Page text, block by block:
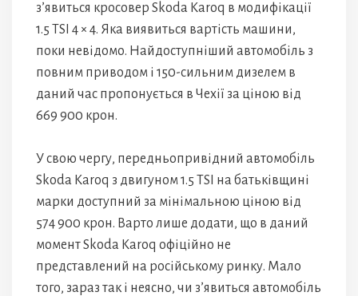
з’явиться кросовер Skoda Karoq в модифікації
1.5 TSI 4 × 4. Яка виявиться вартість машини,
поки невідомо. Найдоступніший автомобіль з
повним приводом і 150-сильним дизелем в
даний час пропонується в Чехії за ціною від
669 900 крон.
У свою чергу, передньопривідний автомобіль
Skoda Karoq з двигуном 1.5 TSI на батьківщині
марки доступний за мінімальною ціною від
574 900 крон. Варто лише додати, що в даний
момент Skoda Karoq офіційно не
представлений на російському ринку. Мало
того, зараз так і неясно, чи з’явиться автомобіль